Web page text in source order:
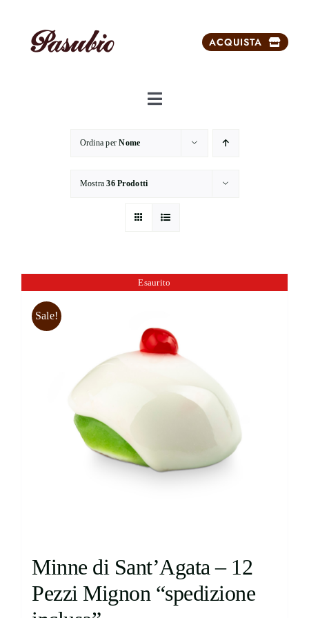
contenuto
ACQUISTA
Toggle
Dolci da ricorrenze
Carrello
Ordina perNome
Mostra36 Prodotti
Esaurito
Sale!
Minne di Sant’Agata – 12
Pezzi Mignon “spedizione